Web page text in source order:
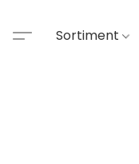
Sortiment